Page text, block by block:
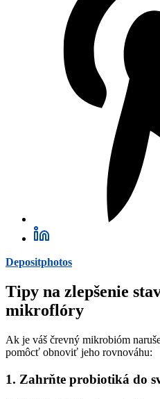
Depositphotos
Tipy na zlepšenie
mikroflóry
Ak je váš črevný mikrobióm
pomôcť obnoviť jeho rovnováhu:
1. Zahrňte probiotiká do